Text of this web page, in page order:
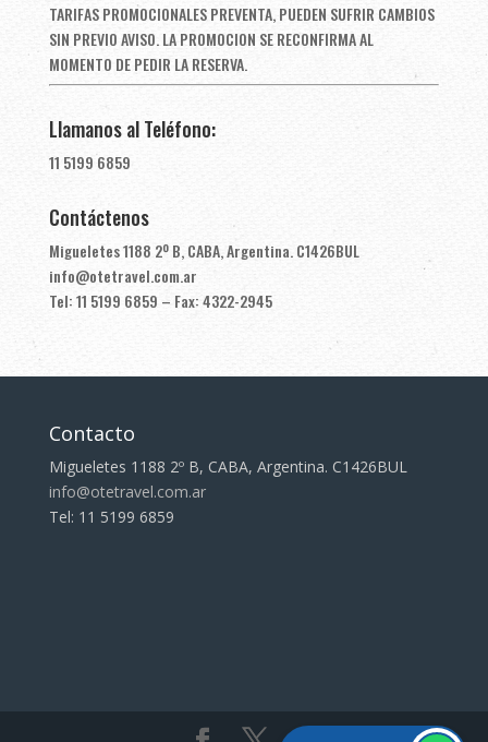
TARIFAS PROMOCIONALES PREVENTA, PUEDEN SUFRIR CAMBIOS
SIN PREVIO AVISO. LA PROMOCION SE RECONFIRMA AL
MOMENTO DE PEDIR LA RESERVA.
Llamanos al Teléfono:
11 5199 6859
Contáctenos
Migueletes 1188 2º B, CABA, Argentina. C1426BUL
info@otetravel.com.ar
Tel: 11 5199 6859 – Fax: 4322-2945
Contacto
Migueletes 1188 2º B, CABA, Argentina. C1426BUL
info@otetravel.com.ar
Tel: 11 5199 6859